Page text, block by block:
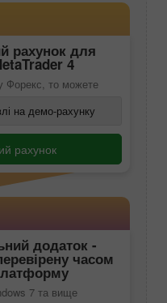
рахунок для
4
Форекс, то можете
на демо-рахунку
рахунок
додаток -
часом
7 та вище